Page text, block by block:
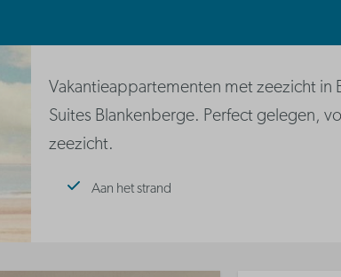
Vakantieappartementen met zeezicht
Suites Blankenberge. Perfect gelegen,
zeezicht.
Aan het strand